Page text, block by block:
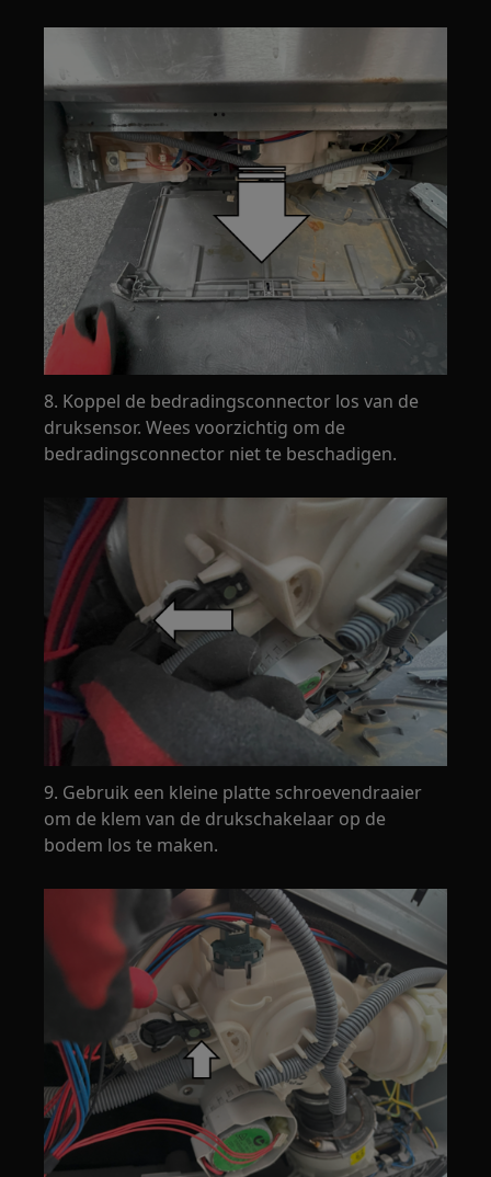
8. Koppel de bedradingsconnector los van de
druksensor. Wees voorzichtig om de
bedradingsconnector niet te beschadigen.
9. Gebruik een kleine platte schroevendraaier
om de klem van de drukschakelaar op de
bodem los te maken.